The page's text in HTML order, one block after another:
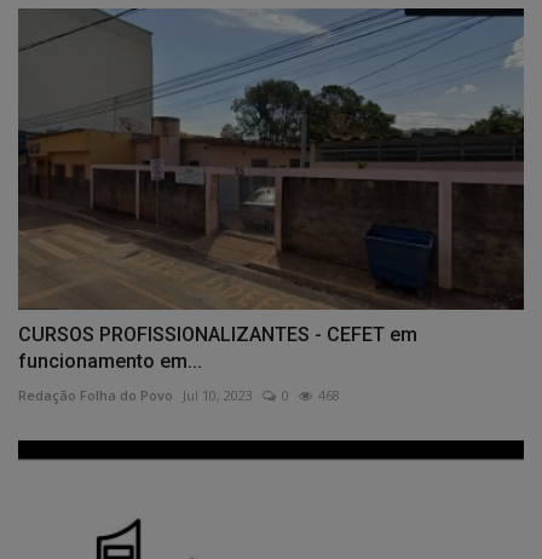
CURSOS PROFISSIONALIZANTES - CEFET em
funcionamento em...
Redação Folha do Povo Jul 10, 2023 0 468